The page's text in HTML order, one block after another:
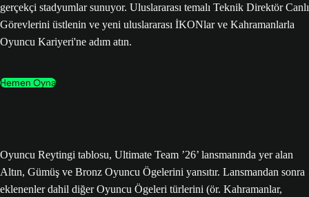
gerçekçi stadyumlar sunuyor. Uluslararası temalı Teknik Direktör Canlı
Görevlerini üstlenin ve yeni uluslararası İKONlar ve Kahramanlarla
Oyuncu Kariyeri'ne adım atın.
Hemen Oyna
Oyuncu Reytingi tablosu, Ultimate Team ’26’ lansmanında yer alan
Altın, Gümüş ve Bronz Oyuncu Ögelerini yansıtır. Lansmandan sonra
eklenenler dahil diğer Oyuncu Ögeleri türlerini (ör. Kahramanlar,